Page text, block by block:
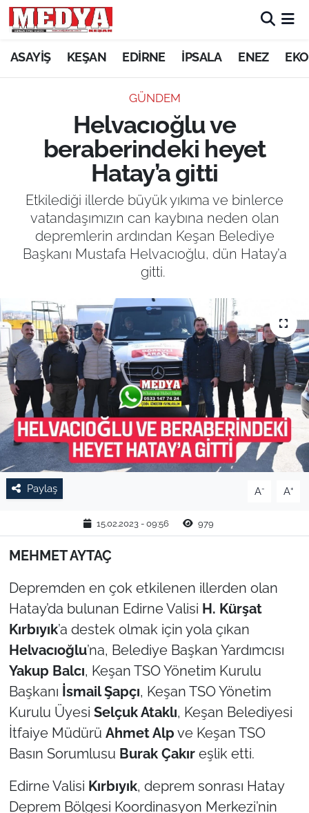
ASAYİŞ KEŞAN EDİRNE İPSALA ENEZ
GÜNDEM
Helvacıoğlu ve
beraberindeki heyet
Hatay’a gitti
Etkilediği illerde büyük yıkıma ve binlerce
vatandaşımızın can kaybına neden olan
depremlerin ardından Keşan Belediye
Başkanı Mustafa Helvacıoğlu, dün Hatay’a
gitti.
Paylaş A- A+
15.02.2023 - 09:56 979
MEHMET AYTAÇ
Depremden en çok etkilenen illerden olan
Hatay’da bulunan Edirne Valisi H. Kürşat
Kırbıyık’a destek olmak için yola çıkan
Helvacıoğlu’na, Belediye Başkan Yardımcısı
Yakup Balcı, Keşan TSO Yönetim Kurulu
Başkanı İsmail Şapçı, Keşan TSO Yönetim
Kurulu Üyesi Selçuk Ataklı, Keşan Belediyesi
İtfaiye Müdürü Ahmet Alp ve Keşan TSO
Basın Sorumlusu Burak Çakıreşlik etti.
Edirne Valisi Kırbıyık, deprem sonrası Hatay
Deprem Bölgesi Koordinasyon Merkezi’nin
KEŞAN
ASAYİŞ
SİYASET
GÜNDEM
EKONOMİ
SAĞLIK
EĞİTİM
TARIM VE HAYVANCILIK
KÜLTÜR SANAT
RESMİ İLAN
SPOR
YAŞAM
KIRKLARELİ
ÇANAKKALE
TÜRKİYE
Bölge
Güvenlik
Genel
Politika